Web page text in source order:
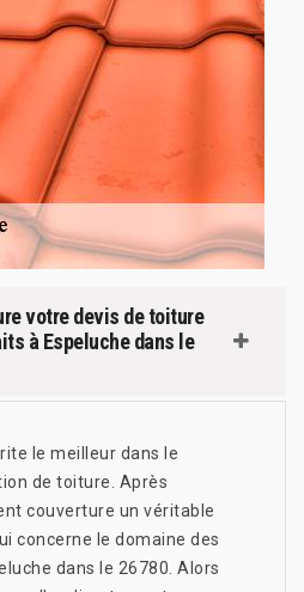
votre devis de toiture
à Espeluche dans le
le meilleur dans le
de toiture. Après
couverture un véritable
concerne le domaine des
dans le 26780. Alors